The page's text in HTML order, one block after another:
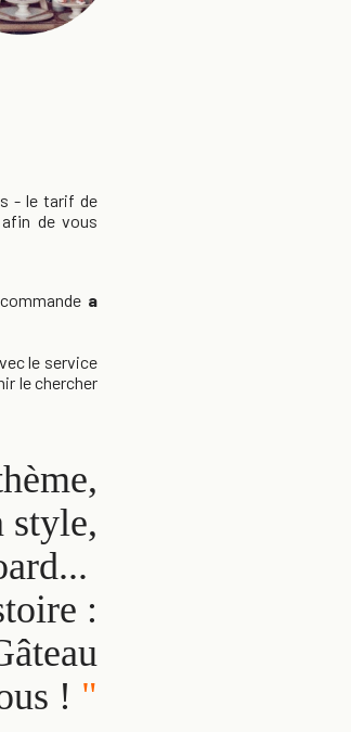
- le tarif de
afin de vous
a
le service
le chercher
style,
:
! "